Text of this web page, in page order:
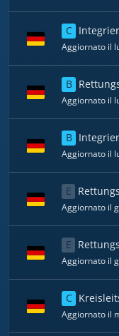
C
Aggiornato il
B
Aggiornato il
B
Aggiornato il
E
Aggiornato il
E
Aggiornato il
C
Aggiornato il